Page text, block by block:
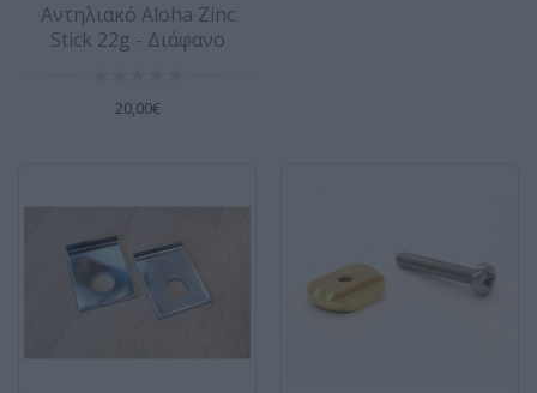
22,00€
Δέστρα για windsurf ρυθμιζόμενη SIDEON Η
σχεδιαστεί για βέλτι..
19,00€
Αντηλιακό Aloha Zinc
Stick 22g - Διάφανο
20,00€